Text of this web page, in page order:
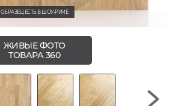
ОБРАЗЕЦ ЕСТЬ В ШОУ-РУМЕ
ЖИВЫЕ ФОТО
ТОВАРА 360